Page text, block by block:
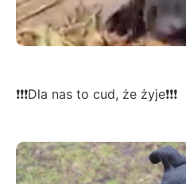
❗❗❗Dla nas to cud, że żyje❗❗❗